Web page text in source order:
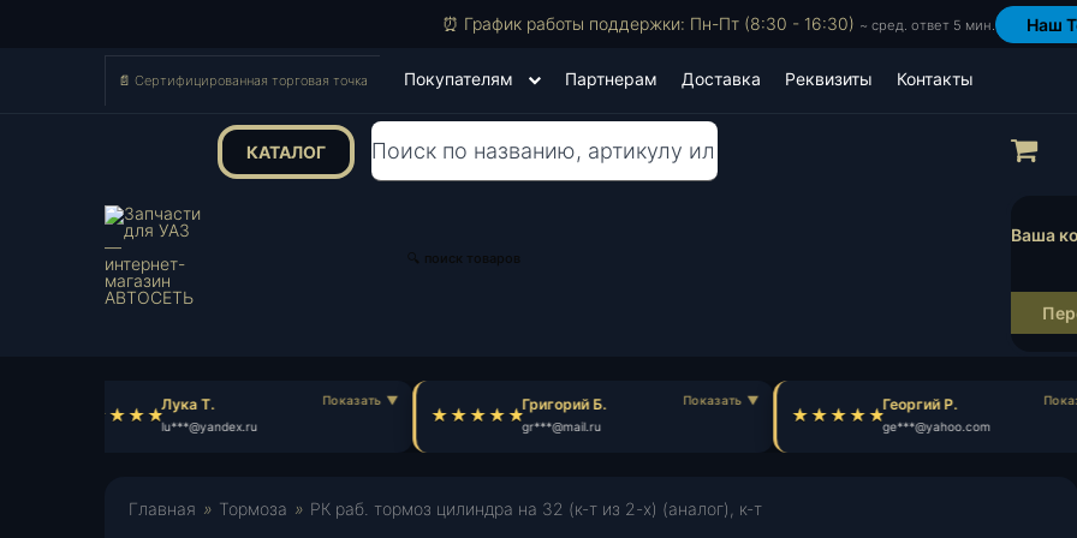
⏰ График работы поддержки: Пн-Пт (8:30 - 16:30) ~ сред. ответ 5 мин. Наш
📄 Сертифицированная торговая точка Покупателям Партнерам Доставка Реквизиты Контакты
КАТАЛОГ Поиск
🔍 поиск товаров
Ваша
Лука Т.
lu***@yandex.ru
Григорий Б.
gr***@mail.ru
Георгий Р.
ge***@yahoo.com
Главная » Тормоза » РК раб. тормоз цилиндра на 32 (к-т из 2-х) (аналог), к-т